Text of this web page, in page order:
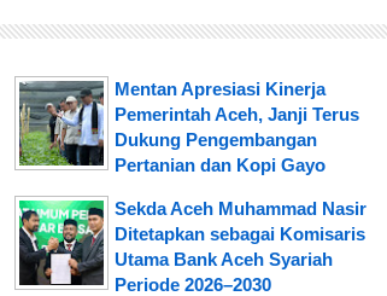
Mentan Apresiasi Kinerja
Pemerintah Aceh, Janji Terus
Dukung Pengembangan
Pertanian dan Kopi Gayo
Sekda Aceh Muhammad Nasir
Ditetapkan sebagai Komisaris
Utama Bank Aceh Syariah
Periode 2026–2030